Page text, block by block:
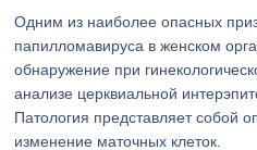
Одним из наиболее опасных
папилломавируса в женском
обнаружение при
анализе церквиальной
Патология представляет собой
изменение маточных клеток.